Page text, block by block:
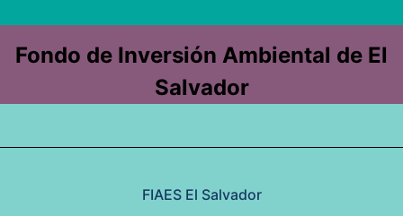
Fondo de Inversión Ambiental de El
Salvador
FIAES El Salvador